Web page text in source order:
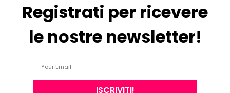
Registrati per ricevere
le nostre newsletter!